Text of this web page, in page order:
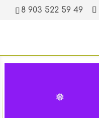
8 903 522 59 49